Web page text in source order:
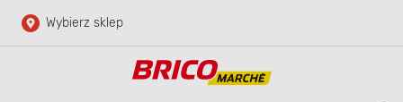
Przejdź do głównej zawartości
Wybierz sklep